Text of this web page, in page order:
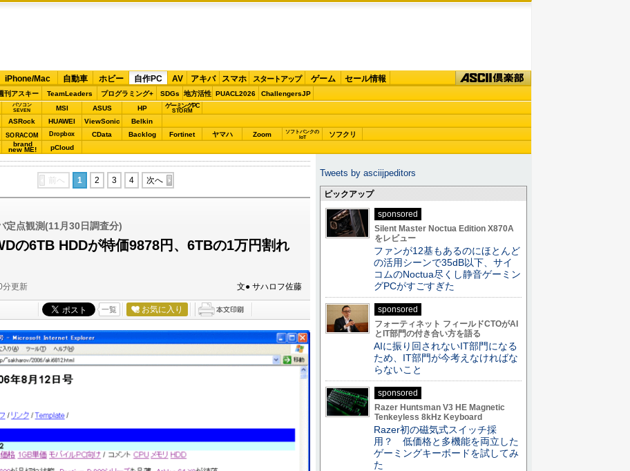
iPhone/Mac 自動車 ホビー 自作PC AV アキバ スマホ スタートアップ ゲーム セール情報
刊アスキー TeamLeaders プログラミング+ SDGs 地方活性 PUACL2026 ChallengersJP
パソコン
SEVEN
MSI ASUS HP ゲーミングPC
STORM
ASRock HUAWEI ViewSonic Belkin
SORACOM Dropbox CData Backlog Fortinet ヤマハ Zoom
ソフトバンクの
IoT
ソフクリ
brand
new ME! pCloud
前へ 1 2 3 4 次へ
定点観測(11月30日調査分)
の6TB HDDが特価9878円、6TBの1万円割れ
分更新 文● サハロフ佐藤
一覧 お気に入り
Tweets by asciijpeditors
ピックアップ
sponsored
Silent Master Noctua Edition X870A
をレビュー
ファンが12基もあるのにほとんど
の活用シーンで35dB以下、サイ
コムのNoctua尽くし静音ゲーミン
グPCがすごすぎた
sponsored
フォーティネット フィールドCTOがAI
とIT部門の付き合い方を語る
AIに振り回されないIT部門になる
ため、IT部門が今考えなければな
らないこと
sponsored
Razer Huntsman V3 HE Magnetic
Tenkeyless 8kHz Keyboard
Razer初の磁気式スイッチ採
用？ 低価格と多機能を両立した
ゲーミングキーボードを試してみ
た